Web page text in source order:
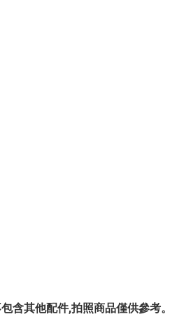
含其他配件,拍照商品僅供參考。